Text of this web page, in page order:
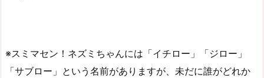
※スミマセン！ネズミちゃんには「イチロー」「ジロー」
「サブロー」という名前がありますが、未だに誰がどれか